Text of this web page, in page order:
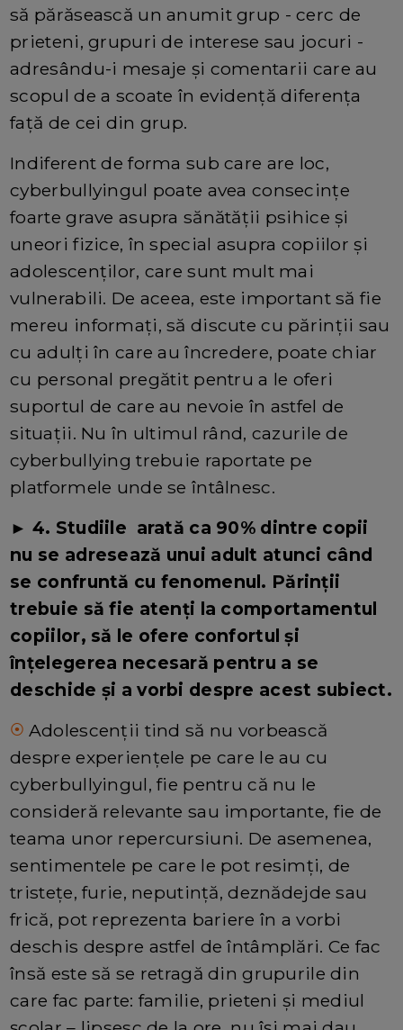
să părăsească un anumit grup - cerc de
prieteni, grupuri de interese sau jocuri -
adresându-i mesaje și comentarii care au
scopul de a scoate în evidență diferența
față de cei din grup.
Indiferent de forma sub care are loc,
cyberbullyingul poate avea consecințe
foarte grave asupra sănătății psihice și
uneori fizice, în special asupra copiilor și
adolescenților, care sunt mult mai
vulnerabili. De aceea, este important să fie
mereu informați, să discute cu părinții sau
cu adulți în care au încredere, poate chiar
cu personal pregătit pentru a le oferi
suportul de care au nevoie în astfel de
situații. Nu în ultimul rând, cazurile de
cyberbullying trebuie raportate pe
platformele unde se întâlnesc.
► 4. Studiile arată ca 90% dintre copii
nu se adresează unui adult atunci când
se confruntă cu fenomenul. Părinții
trebuie să fie atenți la comportamentul
copiilor, să le ofere confortul și
înțelegerea necesară pentru a se
deschide și a vorbi despre acest subiect.
⦿ Adolescenții tind să nu vorbească
despre experiențele pe care le au cu
cyberbullyingul, fie pentru că nu le
consideră relevante sau importante, fie de
teama unor repercursiuni. De asemenea,
sentimentele pe care le pot resimți, de
tristețe, furie, neputință, deznădejde sau
frică, pot reprezenta bariere în a vorbi
deschis despre astfel de întâmplări. Ce fac
însă este să se retragă din grupurile din
care fac parte: familie, prieteni și mediul